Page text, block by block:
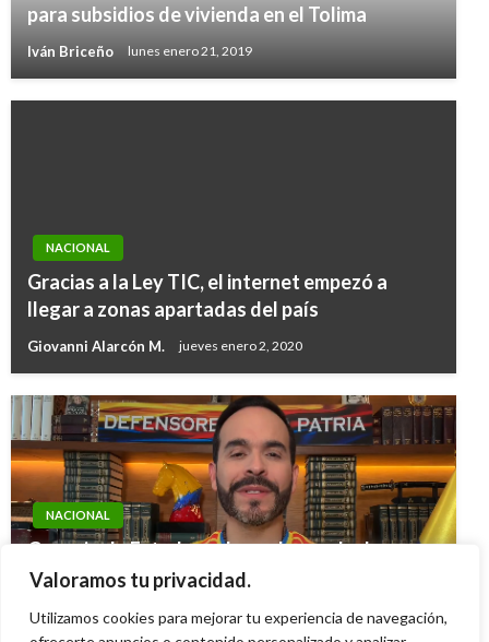
Valoramos tu privacidad.
Utilizamos cookies para mejorar tu experiencia de navegación,
para subsidios de vivienda en el Tolima
Iván Briceño lunes enero 21, 2019
NACIONAL
Gracias a la Ley TIC, el internet empezó a
llegar a zonas apartadas del país
Giovanni Alarcón M. jueves enero 2, 2020
NACIONAL
Consejo de Estado rechaza demanda de
nulidad y deja en firme la candidatura de